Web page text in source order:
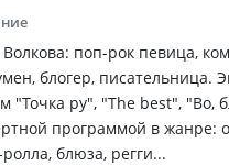
поп-рок певица,
блогер, писательница.
"Точка ру", "The best", "Во,
программой в жанре:
блюза, регги...